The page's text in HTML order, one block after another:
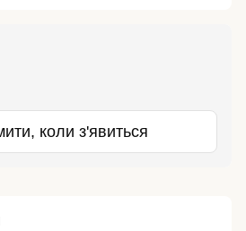
коли з'явиться